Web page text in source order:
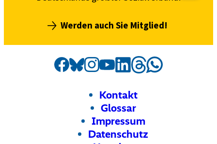
Werden auch Sie Mitglied!
Social
Media
Externer
Link:
VdK
auf
Externer
Link:
VdK
Bluesky
Externer
Link:
VdK
auf
Externer
Link:
VdK
YouTube
Externer
Link:
VdK
auf
LinkedIn
Externer
Link:
VdK
auf
Externer
Link:
VdK
auf
Kontakt
Glossar
Impressum
Datenschutz